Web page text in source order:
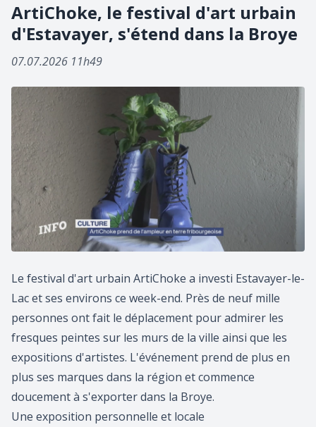
ArtiChoke, le festival d'art urbain
d'Estavayer, s'étend dans la Broye
07.07.2026 11h49
Le festival d'art urbain ArtiChoke a investi Estavayer-le-
Lac et ses environs ce week-end. Près de neuf mille
personnes ont fait le déplacement pour admirer les
fresques peintes sur les murs de la ville ainsi que les
expositions d'artistes. L'événement prend de plus en
plus ses marques dans la région et commence
doucement à s'exporter dans la Broye.
Une exposition personnelle et locale